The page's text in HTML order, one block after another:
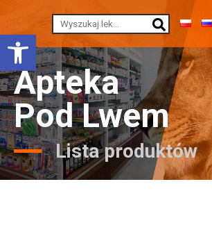
Otwórz pasek narzędzi
Apteka
Pod Lwem
Lista produktów